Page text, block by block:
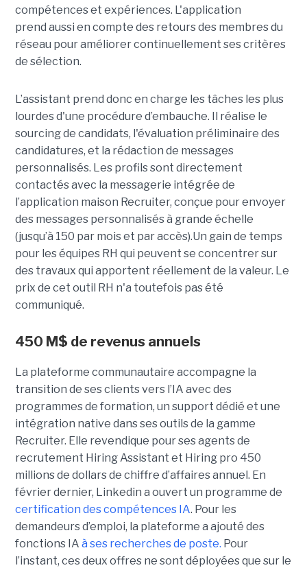
compétences et expériences. L'application
prend aussi en compte des retours des membres du
réseau pour améliorer continuellement ses critères
de sélection.
L’assistant prend donc en charge les tâches les plus
lourdes d'une procédure d’embauche. Il réalise le
sourcing de candidats, l'évaluation préliminaire des
candidatures, et la rédaction de messages
personnalisés. Les profils sont directement
contactés avec la messagerie intégrée de
l’application maison Recruiter, conçue pour envoyer
des messages personnalisés à grande échelle
(jusqu’à 150 par mois et par accès).Un gain de temps
pour les équipes RH qui peuvent se concentrer sur
des travaux qui apportent réellement de la valeur. Le
prix de cet outil RH n'a toutefois pas été
communiqué.
450 M$ de revenus annuels
La plateforme communautaire accompagne la
transition de ses clients vers l’IA avec des
programmes de formation, un support dédié et une
intégration native dans ses outils de la gamme
Recruiter. Elle revendique pour ses agents de
recrutement Hiring Assistant et Hiring pro 450
millions de dollars de chiffre d’affaires annuel. En
février dernier, Linkedin a ouvert un programme de
certification des compétences IA. Pour les
demandeurs d’emploi, la plateforme a ajouté des
fonctions IA à ses recherches de poste. Pour
l’instant, ces deux offres ne sont déployées que sur le